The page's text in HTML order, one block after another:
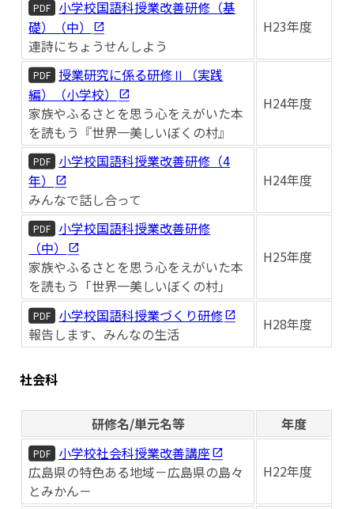
PDF
小学校国語科授業改善研修（基
礎）（中）
連詩にちょうせんしよう
H23年度
PDF
授業研究に係る研修Ⅱ（実践
編）（小学校）
家族やふるさとを思う心をえがいた本
を読もう『世界一美しいぼくの村』
H24年度
PDF
小学校国語科授業改善研修（4
年）
みんなで話し合って
H24年度
PDF
小学校国語科授業改善研修
（中）
家族やふるさとを思う心をえがいた本
を読もう「世界一美しいぼくの村」
H25年度
PDF
小学校国語科授業づくり研修
報告します、みんなの生活
H28年度
社会科
研修名/単元名等 年度
PDF
小学校社会科授業改善講座
広島県の特色ある地域－広島県の島々
とみかん－
H22年度